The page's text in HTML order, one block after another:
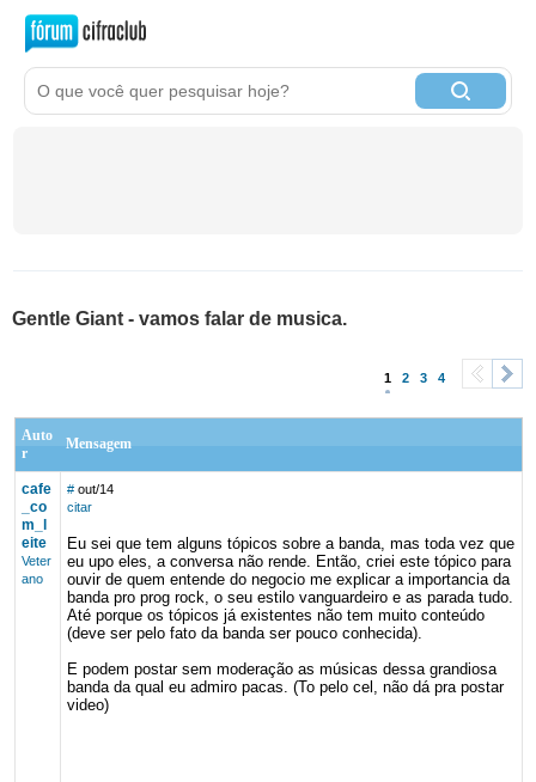
Gentle Giant - vamos falar de musica.
1 2 3 4
>
Auto
r
Mensagem
cafe
_co
m_l
eite
Veter
ano
# out/14
citar
Eu sei que tem alguns tópicos sobre a banda, mas toda vez que
eu upo eles, a conversa não rende. Então, criei este tópico para
ouvir de quem entende do negocio me explicar a importancia da
banda pro prog rock, o seu estilo vanguardeiro e as parada tudo.
Até porque os tópicos já existentes não tem muito conteúdo
(deve ser pelo fato da banda ser pouco conhecida).
E podem postar sem moderação as músicas dessa grandiosa
banda da qual eu admiro pacas. (To pelo cel, não dá pra postar
video)